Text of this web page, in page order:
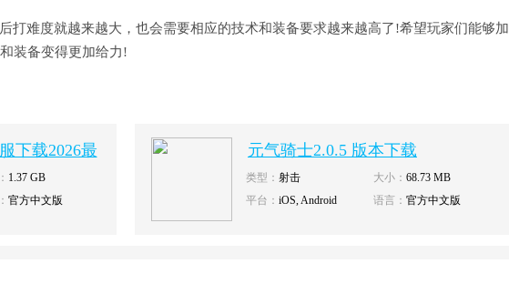
打难度就越来越大，也会需要相应的技术和装备要求越来越高了!希望玩家们能够
装备变得更加给力!​
下载2026最
1.37 GB
官方中文版
元气骑士2.0.5 版本下载
类型： 射击 大小： 68.73 MB
平台： iOS, Android 语言： 官方中文版